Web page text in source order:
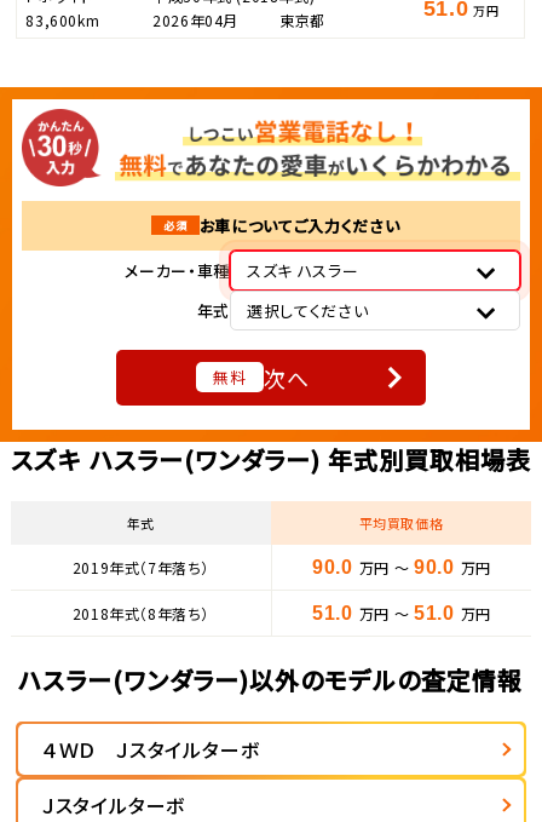
83,600km
2026年04月 東京都 51.0 万円
必須
お車についてご入力ください
メーカー・車種
スズキ ハスラー
年式
選択してください
無料 次へ
スズキ ハスラー(ワンダラー) 年式別買取相場表
年式 平均買取価格
2019年式（7年落ち） 90.0 万円 ～ 90.0 万円
2018年式（8年落ち） 51.0 万円 ～ 51.0 万円
ハスラー(ワンダラー)以外のモデルの査定情報
４ＷＤ Ｊスタイルターボ
Ｊスタイルターボ